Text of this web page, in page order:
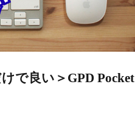
で良い＞GPD Pocket